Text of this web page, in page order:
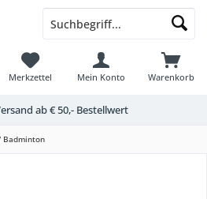
Warenkorb
Merkzettel Mein Konto
ab € 50,- Bestellwert
Badminton